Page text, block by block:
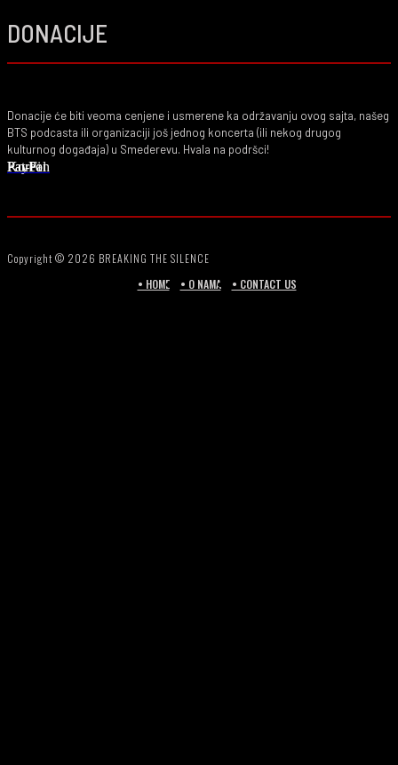
DONACIJE
Donacije će biti veoma cenjene i usmerene ka održavanju ovog sajta, našeg
BTS podcasta ili organizaciji još jednog koncerta (ili nekog drugog
kulturnog događaja) u Smederevu. Hvala na podršci!
PayPal
Ko-Fi
Patreon
Copyright © 2026 BREAKING THE SILENCE
• HOME
• O NAMA • CONTACT US